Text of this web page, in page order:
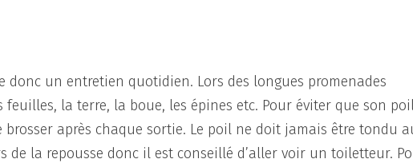
donc un entretien quotidien. Lors des longues promenades
la terre, la boue, les épines etc. Pour éviter que son
après chaque sortie. Le poil ne doit jamais être tondu
de la repousse donc il est conseillé d’aller voir un toiletteur.